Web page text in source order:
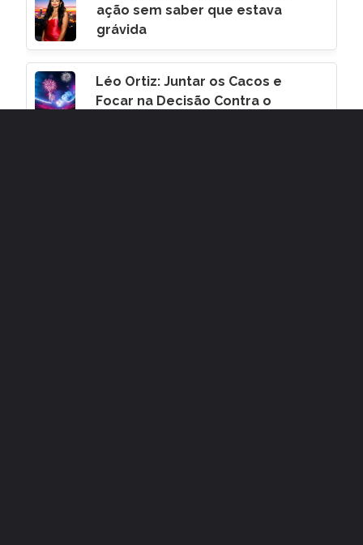
ação sem saber que estava
grávida
Léo Ortiz: Juntar os Cacos e
Focar na Decisão Contra o